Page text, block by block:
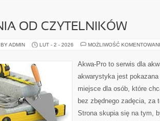
OD CZYTELNIKÓW
ADMIN LUT - 2 - 2026 MOŻLIWOŚĆ
Akwa-Pro to serwis dla
akwarystyka jest
miejsce dla osób, które
bez zbędnego zadęcia, za
Strona skupia się na tym,